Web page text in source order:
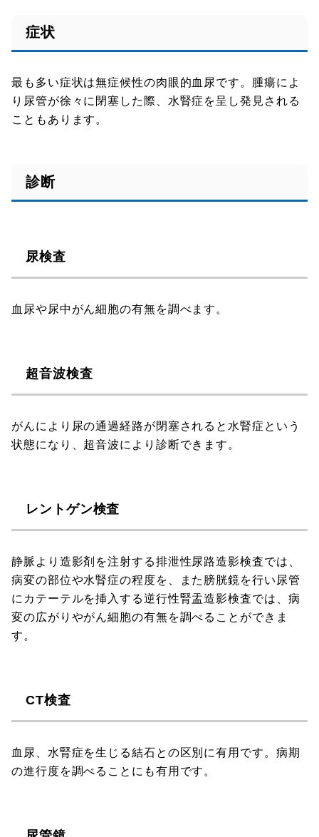
症状
最も多い症状は無症候性の肉眼的血尿です。腫瘍によ
り尿管が徐々に閉塞した際、水腎症を呈し発見される
こともあります。
診断
尿検査
血尿や尿中がん細胞の有無を調べます。
超音波検査
がんにより尿の通過経路が閉塞されると水腎症という
状態になり、超音波により診断できます。
レントゲン検査
静脈より造影剤を注射する排泄性尿路造影検査では、
病変の部位や水腎症の程度を、また膀胱鏡を行い尿管
にカテーテルを挿入する逆行性腎盂造影検査では、病
変の広がりやがん細胞の有無を調べることができま
す。
CT検査
血尿、水腎症を生じる結石との区別に有用です。病期
の進行度を調べることにも有用です。